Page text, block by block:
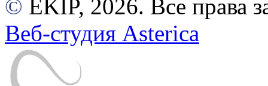
© EKIP, 2026. Все права
Веб-студия Asterica